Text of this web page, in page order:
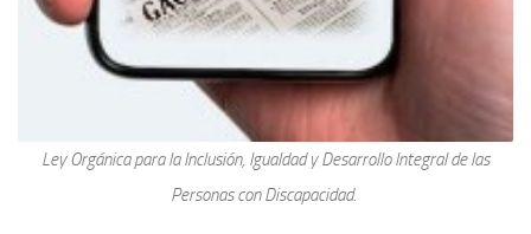
Ley Orgánica para la Inclusión, Igualdad y Desarrollo Integral de las
Personas con Discapacidad.